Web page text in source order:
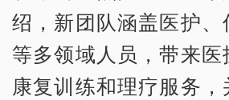
绍，新团队涵盖医护
等多领域人员，带来医
康复训练和理疗服务，